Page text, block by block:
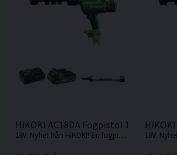
HiKOKI AC18DA Fogpistol 18V
18V. Nyhet från HiKOKI! En fogpistol med verktygslöst byte av tillbehör och autoreverserande droppspärrfunktion.
HiKOKI